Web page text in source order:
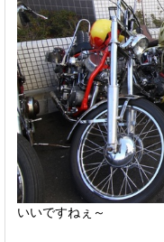
いいですねぇ～